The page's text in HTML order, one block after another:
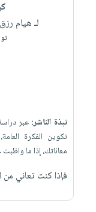
لـ هيام رزق
نبذة الناشر: عبر
تكوين الفكرة
معاناتك، إذا ما واظبت
فإذا كنت تعاني من